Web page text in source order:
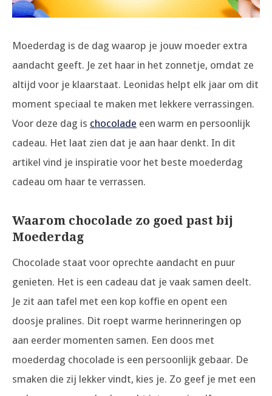
Moederdag is de dag waarop je jouw moeder extra
aandacht geeft. Je zet haar in het zonnetje, omdat ze
altijd voor je klaarstaat. Leonidas helpt elk jaar om dit
moment speciaal te maken met lekkere verrassingen.
Voor deze dag is chocolade een warm en persoonlijk
cadeau. Het laat zien dat je aan haar denkt. In dit
artikel vind je inspiratie voor het beste moederdag
cadeau om haar te verrassen.
Waarom chocolade zo goed past bij
Moederdag
Chocolade staat voor oprechte aandacht en puur
genieten. Het is een cadeau dat je vaak samen deelt.
Je zit aan tafel met een kop koffie en opent een
doosje pralines. Dit roept warme herinneringen op
aan eerder momenten samen. Een doos met
moederdag chocolade is een persoonlijk gebaar. De
smaken die zij lekker vindt, kies je. Zo geef je met een